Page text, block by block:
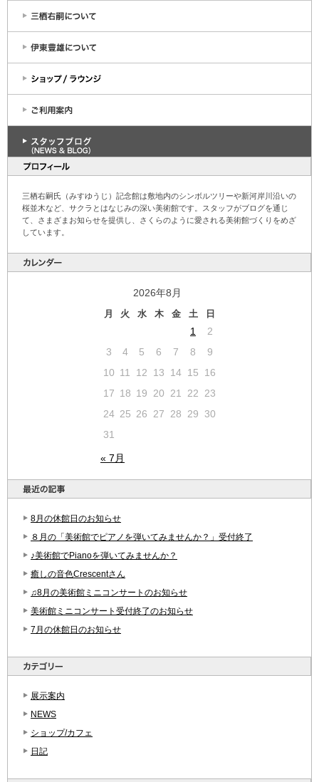
三栖右嗣氏（みすゆうじ）記念館は敷地内のシンボルツリーや新河岸川沿いの
桜並木など、サクラとはなじみの深い美術館です。スタッフがブログを通じ
て、さまざまお知らせを提供し、さくらのように愛される美術館づくりをめざ
しています。
2026年8月
月 火 水 木 金 土 日
« 7月
1
2
3
4 5 6 7 8
9
10 11 12 13 14 15
16
17 18 19 20 21 22
23
24 25 26 27 28 29
30
31
8月の休館日のお知らせ
８月の「美術館でピアノを弾いてみませんか？」受付終了
♪美術館でPianoを弾いてみませんか？
癒しの音色Crescentさん
♫8月の美術館ミニコンサートのお知らせ
美術館ミニコンサート受付終了のお知らせ
7月の休館日のお知らせ
展示案内
NEWS
ショップ/カフェ
日記